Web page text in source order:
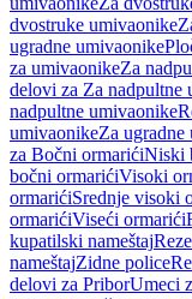
dvostruke umivaonike
ugradne umivaonike
za umivaonikeZa
delovi za Za nadpultne
nadpultne umivaonike
umivaonikeZa
za Bočni ormarićiNiski
bočni ormarićiVisoki
ormarićiSrednje visoki
ormarićiViseći ormarići
kupatilski nameštaj
nameštajZidne police
delovi za PriborUmeci